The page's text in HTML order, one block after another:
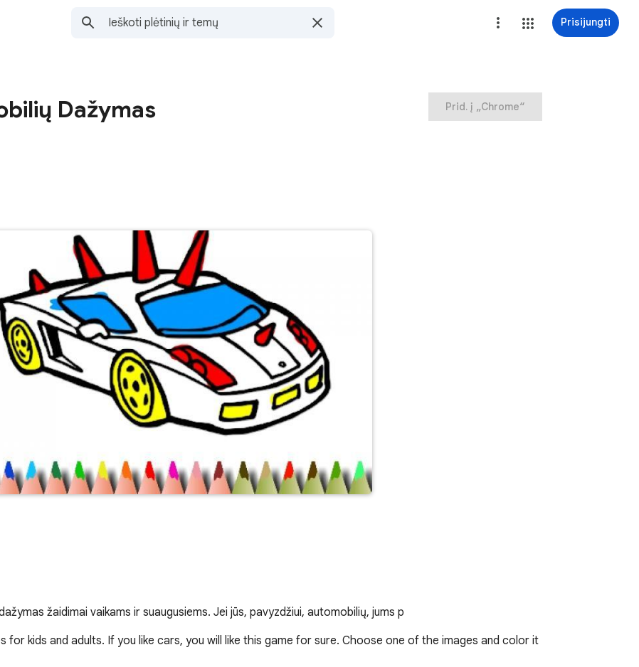
Prisijungti
Dažymas Prid. į „Chrome“
žaidimai vaikams ir suaugusiems. Jei jūs, pavyzdžiui, automobilių, jums p
for kids and adults. If you like cars, you will like this game for sure. Choose one of the images and color it